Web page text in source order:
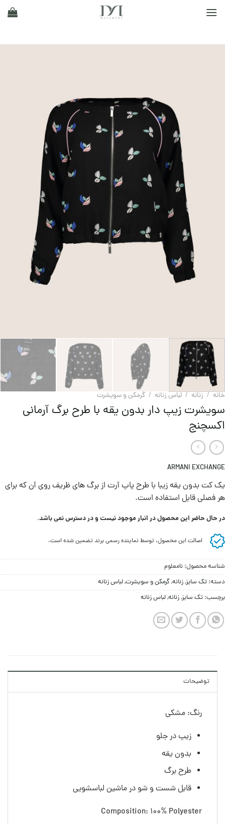
خانه / زنانه / لباس زنانه / گرمکن و سويشرت
سویشرت زیپ دار بدون یقه با طرح برگ آرمانی
اکسچنج
ARMANI EXCHANGE
یک کت بدون یقه زیبا با طرح پاپ آرت از برگ های ظریف روی آن که برای
هر فصلی قابل استفاده است.
در حال حاضر این محصول در انبار موجود نیست و در دسترس نمی باشد.
اصالت این محصول، توسط نماینده رسمی برند تضمین شده است.
شناسه محصول: نامعلوم
دسته: تک سایز,زنانه,گرمکن و سويشرت,لباس زنانه
برچسب: تک سایز,زنانه,لباس زنانه
توضیحات
رنگ: مشکی
زیپ در جلو
بدون یقه
طرح برگ
قابل شست و شو در ماشین لباسشویی
Composition: 100% Polyester